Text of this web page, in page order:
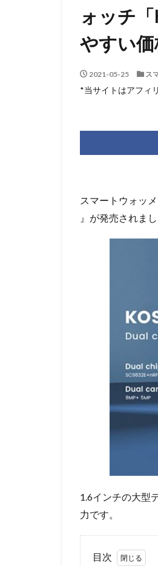
ォッチ
やすい
2021-05-25 ス
*当サイトはアフィ
スマートウォッ
』が発売されまし
1.6インチの大型
力です。
目次